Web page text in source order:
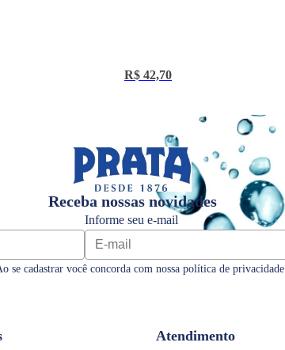
Preço:
R$ 42,70
Receba nossas novidades
Informe seu e-mail
se cadastrar você concorda com nossa política de privacidade.
Atendimento